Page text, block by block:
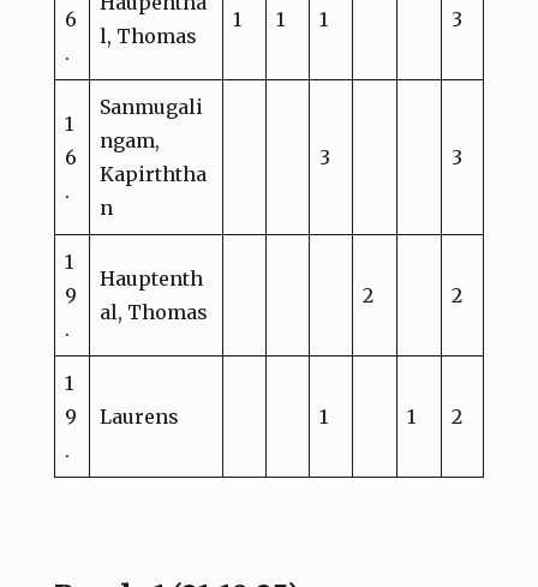
6
.
l, Thomas
1 1 1 3
1
6
.
Sanmugali
ngam,
Kapirththa
n
3 3
1
9
.
Hauptenth
al, Thomas
2 2
1
9
.
Laurens 1 1 2